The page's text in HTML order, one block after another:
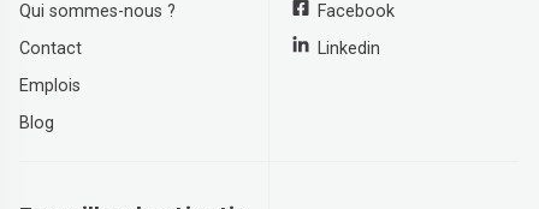
Qui sommes-nous ?
Contact
Emplois
Blog
Facebook
Linkedin